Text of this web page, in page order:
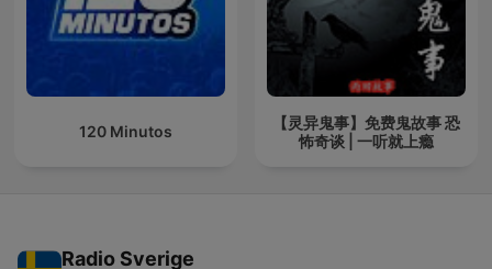
120 Minutos
【灵异鬼事】免费鬼故事 恐
怖奇谈 | 一听就上瘾
Radio Sverige